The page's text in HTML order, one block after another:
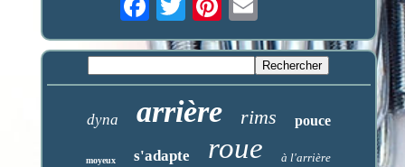
dyna arrière rims pouce
moyeux s'adapte roue à l'arrière